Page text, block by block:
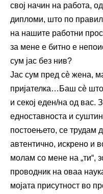
свој начин на работа,
дипломи, што по
на нашите работни
за мене е битно е
сум јас без нив?
Јас сум пред сè жена,
пријателка…Баш сè
и секој еден/на од вас.
едноставноста и
постоењето, се трудам
автентично, искрено и
молам со мене на „ти“,
проводник на оваа
мојата присутност во